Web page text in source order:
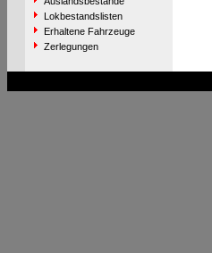
Lokbestandslisten
Erhaltene Fahrzeuge
Zerlegungen